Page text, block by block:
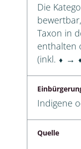
Die
Taxon in
enthalten
(inkl. ⬧ →
Indigene
Quelle